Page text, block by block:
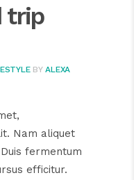
trip
BYALEXA
Nam aliquet
fermentum
efficitur.